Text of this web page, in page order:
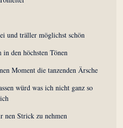
und träller möglichst schön
den höchsten Tönen
Moment die tanzenden Ärsche
würd was ich nicht ganz so
nen Strick zu nehmen